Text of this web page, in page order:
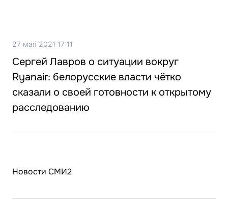
27 мая 2021 17:11
Сергей Лавров о ситуации вокруг
Ryanair: белорусские власти чётко
сказали о своей готовности к открытому
расследованию
Новости СМИ2